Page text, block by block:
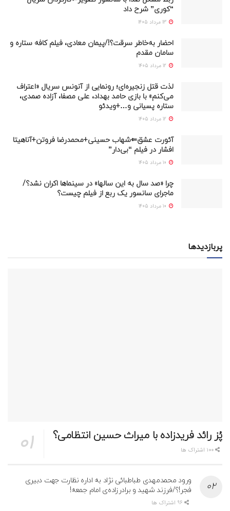
“کوری” شرح داد
احضار به‌خاطر سرقت؟!/پیمان معادی، فیلم کافه ستاره و
سامان مقدم
لذت قتل زنجیره‌ای؛ رونمایی از آنونس سریال «اعتراف
می‌کنم» با بازی حامد بهداد، علی مصفا، آزاده صمدی،
ستاره پسیانی و…+ویدئو
آئورت عشق⇐شهاب حسینی+محمدرضا فروتن+آناهیتا
افشار در فیلم “بی‌دار”
چرا «صد سال به این سالها» در سینماها اکران نشد؟/
ماجرای سانسور یک ربع از فیلم چیست؟
پربازدیدها
پُز رائد فریدزاده با میراث حسین انتظامی؟
ورود محمدمهدی طباطبائی نژاد به اداره نظارت جهت دبیری
فجر!؟/فرزند شهید و برادرزاده‌ی امام جمعه!